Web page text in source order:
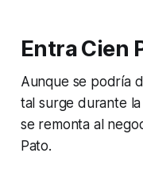
Entra Cien
Aunque se podría
tal surge durante
se remonta al
Pato.